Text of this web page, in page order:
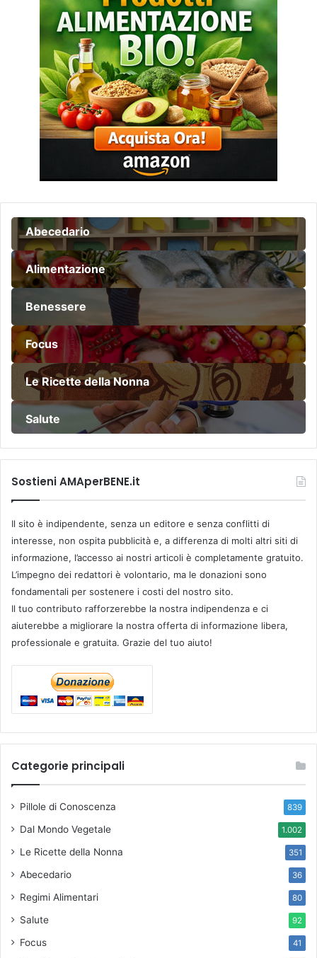
Abecedario
Alimentazione
Benessere
Focus
Le Ricette della Nonna
Salute
Sostieni AMAperBENE.it
Il sito è indipendente, senza un editore e senza conflitti di
interesse, non ospita pubblicità e, a differenza di molti altri siti di
informazione, l’accesso ai nostri articoli è completamente gratuito.
L’impegno dei redattori è volontario, ma le donazioni sono
fondamentali per sostenere i costi del nostro sito.
Il tuo contributo rafforzerebbe la nostra indipendenza e ci
aiuterebbe a migliorare la nostra offerta di informazione libera,
professionale e gratuita. Grazie del tuo aiuto!
Categorie principali
Pillole di Conoscenza 839
Dal Mondo Vegetale 1.002
Le Ricette della Nonna 351
Abecedario 36
Regimi Alimentari 80
Salute 92
Focus 41